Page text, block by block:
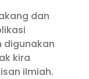
dan
digunakan
kira
ilmiah.